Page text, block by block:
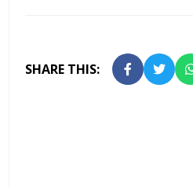
SHARE THIS: